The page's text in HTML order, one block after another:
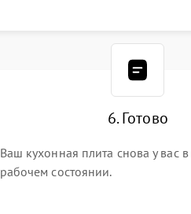
6. Готово
Ваш кухонная плита снова у вас
рабочем состоянии.